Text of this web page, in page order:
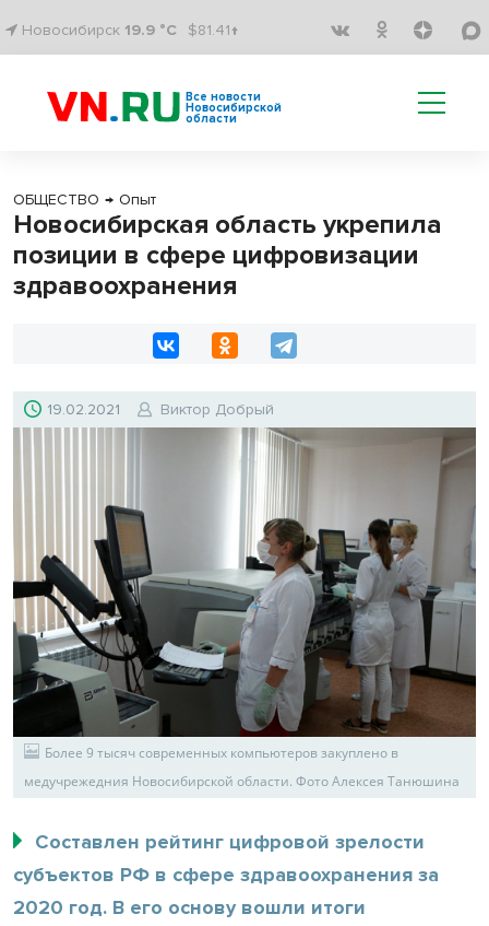
Новосибирск 19.9 °C $81.41↑
Все новости
Новосибирской
области
ОБЩЕСТВО → Опыт
Новосибирская область укрепила
позиции в сфере цифровизации
здравоохранения
19.02.2021 Виктор Добрый
Более 9 тысяч современных компьютеров закуплено в
медучрежедния Новосибирской области. Фото Алексея Танюшина
Составлен рейтинг цифровой зрелости
субъектов РФ в сфере здравоохранения за
2020 год. В его основу вошли итоги